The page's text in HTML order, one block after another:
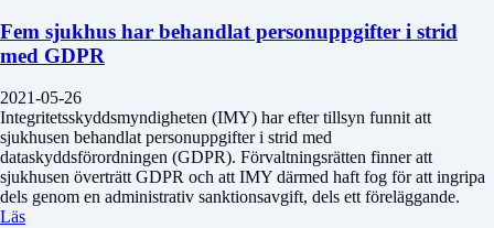
Fem sjukhus har behandlat personuppgifter i strid
med GDPR
2021-05-26
Integritetsskyddsmyndigheten (IMY) har efter tillsyn funnit att
sjukhusen behandlat personuppgifter i strid med
dataskyddsförordningen (GDPR). Förvaltningsrätten finner att
sjukhusen överträtt GDPR och att IMY därmed haft fog för att ingripa
dels genom en administrativ sanktionsavgift, dels ett föreläggande.
Läs